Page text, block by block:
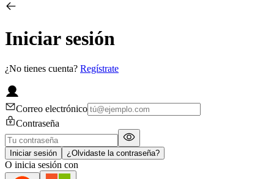
Iniciar sesión
¿No tienes cuenta? Regístrate
Correo electrónico
Contraseña
Iniciar sesión ¿Olvidaste la contraseña?
O inicia sesión con